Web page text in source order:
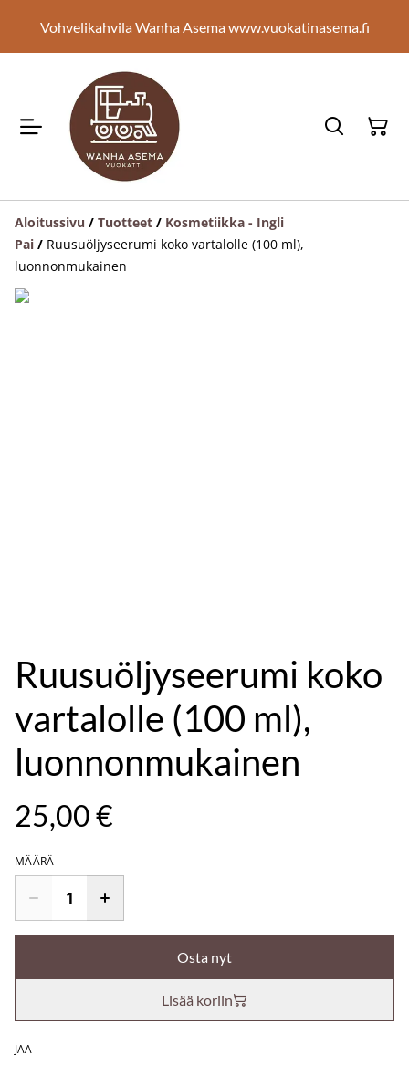
Vohvelikahvila Wanha Asema www.vuokatinasema.fi
Aloitussivu / Tuotteet / Kosmetiikka - Ingli
Pai / Ruusuöljyseerumi koko vartalolle (100 ml),
luonnonmukainen
Ruusuöljyseerumi koko
vartalolle (100 ml),
luonnonmukainen
25,00 €
MÄÄRÄ
Osta nyt
Lisää koriin
JAA